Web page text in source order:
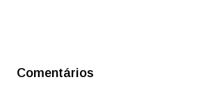
Comentários